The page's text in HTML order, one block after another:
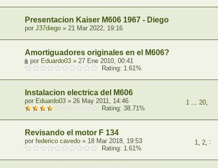
Presentacion Kaiser M606 1967 - Diego
por J37diego » 21 Mar 2022, 19:16
Amortiguadores originales en el M606?
por Eduardo03 » 27 Ene 2010, 00:41
Rating: 1.61%
Instalacion electrica del M606
1 ... 20, 21
por Eduardo03 » 26 May 2011, 14:46
Rating: 38.71%
Revisando el motor F 134
1, 2, 3
por federico cavedo » 18 Mar 2018, 19:53
Rating: 1.61%